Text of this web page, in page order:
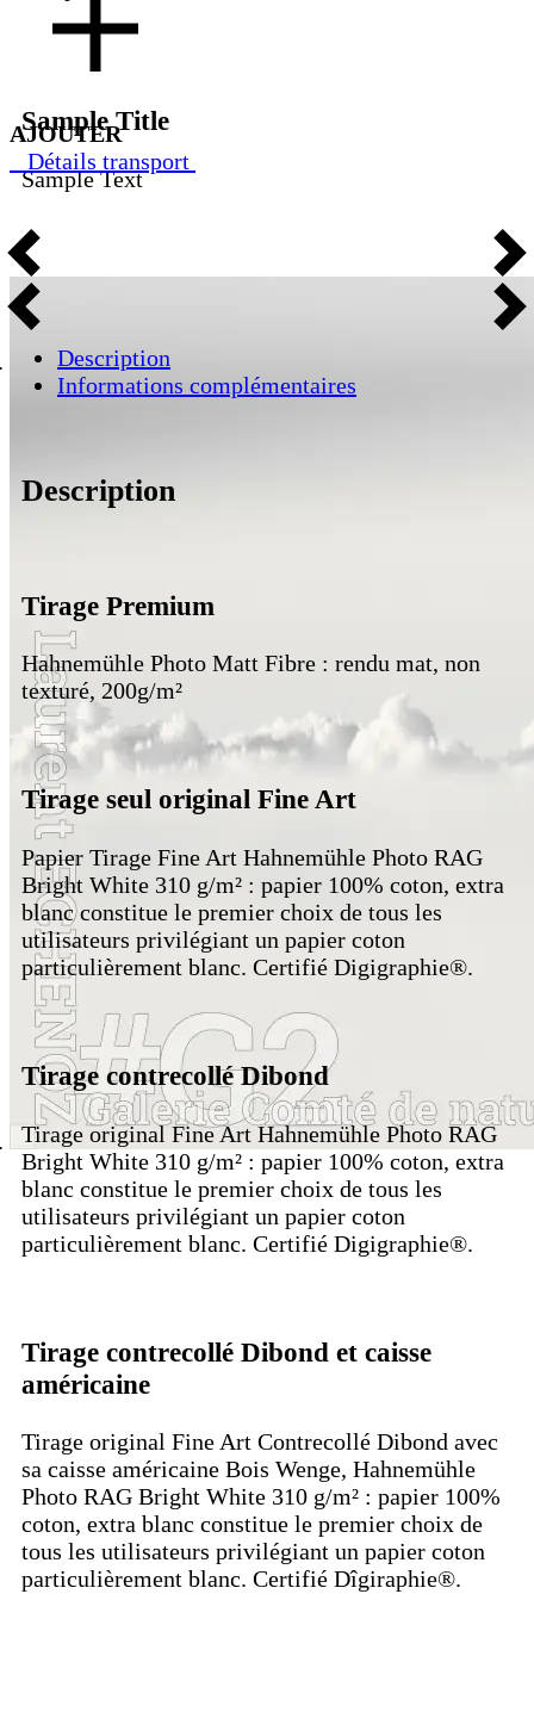
Sample Title
Sample Text
AJOUTER
Détails transport
Description
Informations complémentaires
Description
Tirage Premium
Hahnemühle Photo Matt Fibre : rendu mat, non
texturé, 200g/m²
Tirage seul original Fine Art
Papier Tirage Fine Art Hahnemühle Photo RAG
Bright White 310 g/m² : papier 100% coton, extra
blanc constitue le premier choix de tous les
utilisateurs privilégiant un papier coton
particulièrement blanc. Certifié Digigraphie®.
Tirage contrecollé Dibond
Tirage original Fine Art Hahnemühle Photo RAG
Bright White 310 g/m² : papier 100% coton, extra
blanc constitue le premier choix de tous les
utilisateurs privilégiant un papier coton
particulièrement blanc. Certifié Digigraphie®.
Tirage contrecollé Dibond et caisse
américaine
Tirage original Fine Art Contrecollé Dibond avec
sa caisse américaine Bois Wenge, Hahnemühle
Photo RAG Bright White 310 g/m² : papier 100%
coton, extra blanc constitue le premier choix de
tous les utilisateurs privilégiant un papier coton
particulièrement blanc. Certifié Dîgiraphie®.